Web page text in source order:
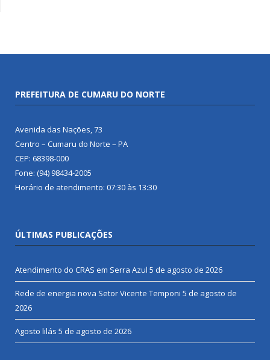
PREFEITURA DE CUMARU DO NORTE
Avenida das Nações, 73
Centro – Cumaru do Norte – PA
CEP: 68398-000
Fone: (94) 98434-2005
Horário de atendimento: 07:30 às 13:30
ÚLTIMAS PUBLICAÇÕES
Atendimento do CRAS em Serra Azul 5 de agosto de 2026
Rede de energia nova Setor Vicente Temponi 5 de agosto de
2026
Agosto lilás 5 de agosto de 2026